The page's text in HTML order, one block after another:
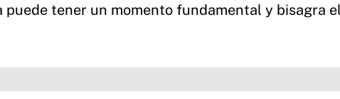
puede tener un momento fundamental y bisagra